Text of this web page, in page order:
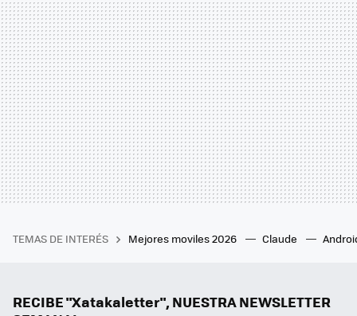
TEMAS DE INTERÉS Mejores moviles 2026 Claude
RECIBE "Xatakaletter", NUESTRA NEWSLETTER